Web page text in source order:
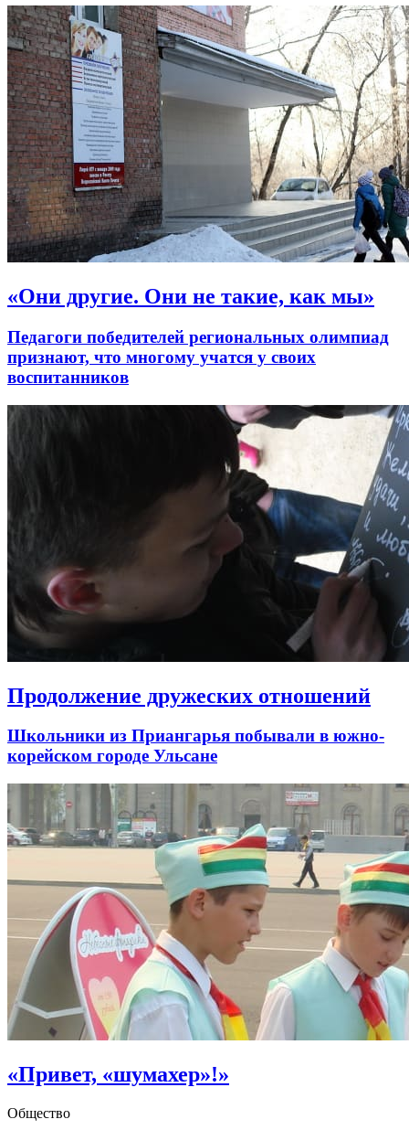
«Они другие. Они не такие, как мы»
Педагоги победителей региональных олимпиад
признают, что многому учатся у своих
воспитанников
Продолжение дружеских отношений
Школьники из Приангарья побывали в южно-
корейском городе Ульсане
«Привет, «шумахер»!»
Общество